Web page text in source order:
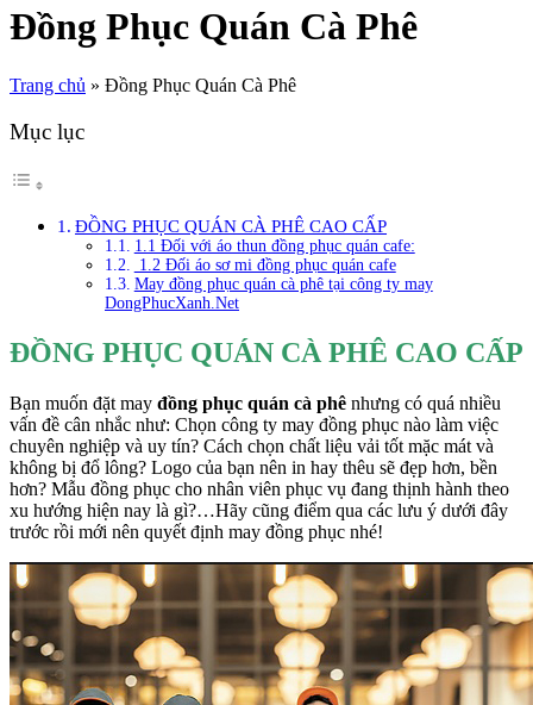
Đồng Phục Quán Cà Phê
Trang chủ » Đồng Phục Quán Cà Phê
Mục lục
ĐỒNG PHỤC QUÁN CÀ PHÊ CAO CẤP
1.1 Đối với áo thun đồng phục quán cafe:
1.2 Đối áo sơ mi đồng phục quán cafe
May đồng phục quán cà phê tại công ty may
DongPhucXanh.Net
ĐỒNG PHỤC QUÁN CÀ PHÊ CAO CẤP
Bạn muốn đặt may đồng phục quán cà phê nhưng có quá nhiều
vấn đề cân nhắc như: Chọn công ty may đồng phục nào làm việc
chuyên nghiệp và uy tín? Cách chọn chất liệu vải tốt mặc mát và
không bị đổ lông? Logo của bạn nên in hay thêu sẽ đẹp hơn, bền
hơn? Mẫu đồng phục cho nhân viên phục vụ đang thịnh hành theo
xu hướng hiện nay là gì?…Hãy cũng điểm qua các lưu ý dưới đây
trước rồi mới nên quyết định may đồng phục nhé!